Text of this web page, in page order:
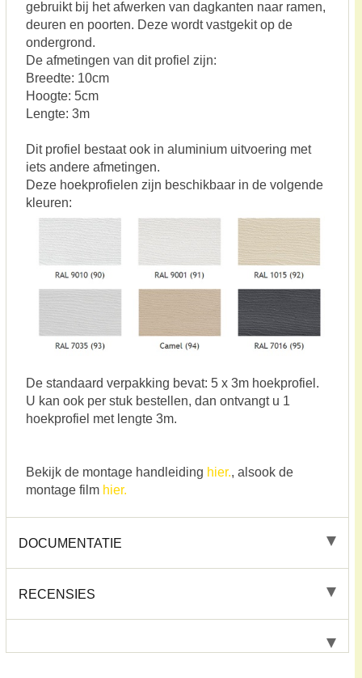
gebruikt bij het afwerken van dagkanten naar ramen,
deuren en poorten. Deze wordt vastgekit op de
ondergrond.
De afmetingen van dit profiel zijn:
Breedte: 10cm
Hoogte: 5cm
Lengte: 3m
Dit profiel bestaat ook in aluminium uitvoering met
iets andere afmetingen.
Deze hoekprofielen zijn beschikbaar in de volgende
kleuren:
De standaard verpakking bevat: 5 x 3m hoekprofiel.
U kan ook per stuk bestellen, dan ontvangt u 1
hoekprofiel met lengte 3m.
Bekijk de montage handleiding hier., alsook de
montage film hier.
DOCUMENTATIE
RECENSIES